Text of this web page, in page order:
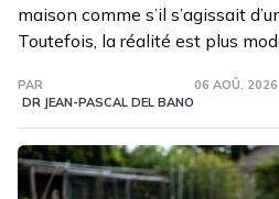
maison comme s’il s’agissait
Toutefois, la réalité est plus
PAR
DR JEAN-PASCAL DEL BANO
06 AOÛ. 2026